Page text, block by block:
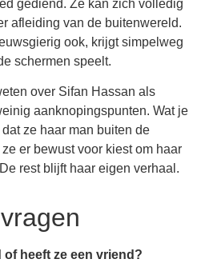
gediend. Ze kan zich volledig
afleiding van de buitenwereld.
ook, krijgt simpelweg
schermen speelt.
over Sifan Hassan als
aanknopingspunten. Wat je
ze haar man buiten de
er bewust voor kiest om haar
rest blijft haar eigen verhaal.
of heeft ze een vriend?